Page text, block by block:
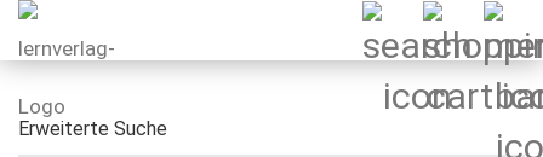
Erweiterte Suche